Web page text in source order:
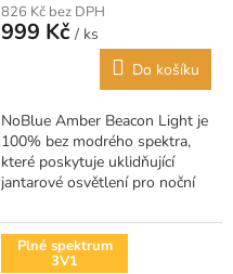
produktu
je
hvězdiček.
826 Kč bez DPH
999 Kč / ks
Do košíku
NoBlue Amber Beacon Light je
100% bez modrého spektra,
které poskytuje uklidňující
jantarové osvětlení pro noční
nastaveními jasu a USB
dobíjecím...
Plné spektrum
3V1